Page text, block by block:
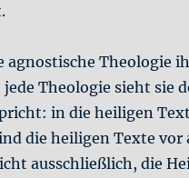
agnostische Theologie
jede Theologie sieht sie
in die heiligen
die heiligen Texte vor
ausschließlich, die